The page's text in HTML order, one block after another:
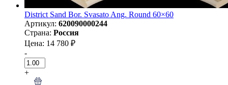
District Sand Bor. Svasato Ang. Round 60×60
Артикул: 620090000244
Страна: Россия
Цена: 14 780 ₽
-
+